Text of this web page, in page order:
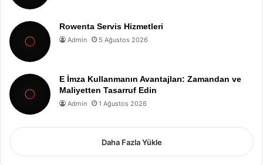
Rowenta Servis Hizmetleri
Admin 5 Ağustos 2026
E İmza Kullanmanın Avantajları: Zamandan ve
Maliyetten Tasarruf Edin
Admin 1 Ağustos 2026
Daha Fazla Yükle